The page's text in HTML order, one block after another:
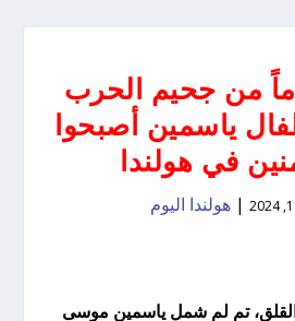
132 يوماً من جحيم الحرب
ياسمين أصبحوا
في هولندا
| هولندا اليوم
تم لم شمل ياسمين موسى